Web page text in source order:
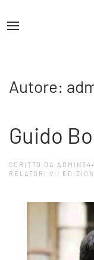
Autore:
Guido
SCRITTO DA
RELATORI VII